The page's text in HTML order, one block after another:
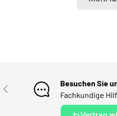
VORHERIGE
Besuchen Sie
Fachkundige